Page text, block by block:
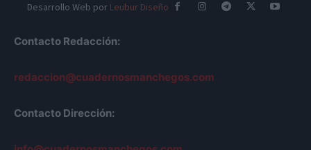
Desarrollo Web por Leubur Diseño
Contacto Redacción:
redaccion@cuadernosmanchegos.com
Contacto Dirección: